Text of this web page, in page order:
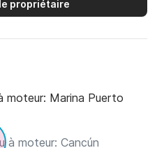
à l'ail, ceviche
propriétaire
moteur: Marina Puerto